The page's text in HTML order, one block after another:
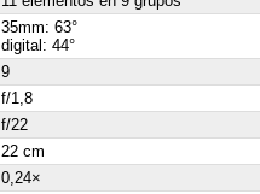
35mm: 63°
digital: 44°
9
f/1,8
f/22
22 cm
0,24×